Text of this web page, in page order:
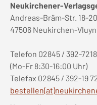
Neukirchener-
Andreas-Bräm-Str. 18-20
47506 Neukirchen-Vluyn
Telefon 02845 / 392-7218
(Mo-Fr 8:30-16:00 Uhr)
Telefax 02845 / 392-19